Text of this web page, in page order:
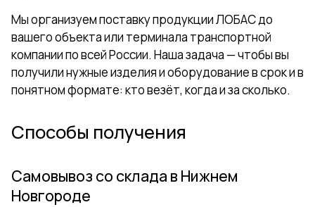
Мы организуем поставку продукции ЛОБАС до
вашего объекта или терминала транспортной
компании по всей России. Наша задача — чтобы вы
получили нужные изделия и оборудование в срок и в
понятном формате: кто везёт, когда и за сколько.
Способы получения
Самовывоз со склада в Нижнем
Новгороде